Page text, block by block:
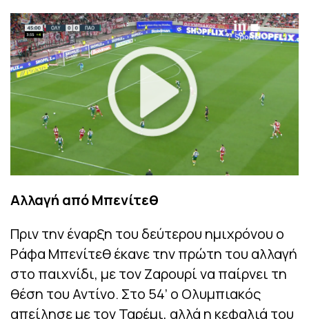
Αλλαγή από Μπενίτεθ
Πριν την έναρξη του δεύτερου ημιχρόνου ο
Ράφα Μπενίτεθ έκανε την πρώτη του αλλαγή
στο παιχνίδι, με τον Ζαρουρί να παίρνει τη
θέση του Αντίνο. Στο 54’ ο Ολυμπιακός
απείλησε με τον Ταρέμι, αλλά η κεφαλιά του